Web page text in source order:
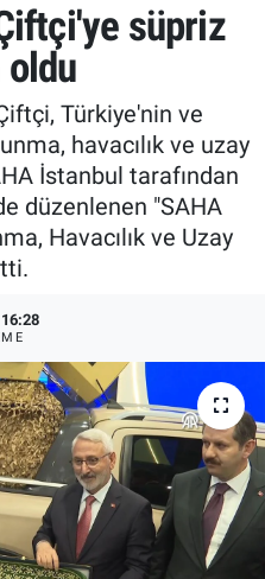
süpriz
oldu
Türkiye'nin ve
havacılık ve uzay
İstanbul tarafından
düzenlenen "SAHA
Havacılık ve Uzay